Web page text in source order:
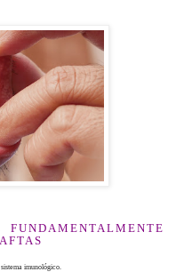
FUNDAMENTALMENTE
imunológico.